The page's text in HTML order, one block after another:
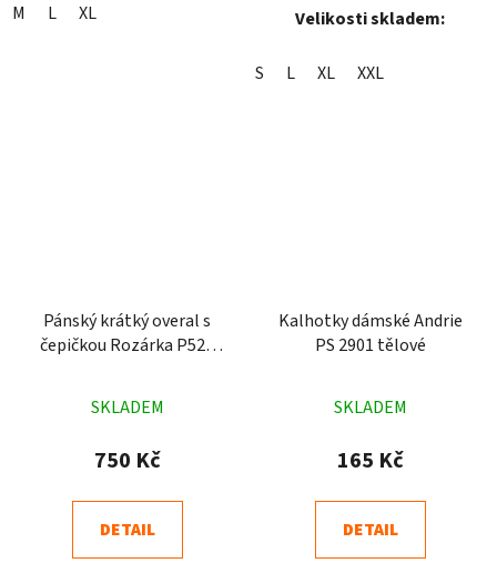
M L XL Velikosti skladem:
S L XL XXL
Pánský krátký overal s
čepičkou Rozárka P521
hodnocení
produktu
4,9
z
SKLADEM
750 Kč
DETAIL
Kalhotky dámské Andrie
PS 2901 tělové
hodnocení
produktu
5,0
z
SKLADEM
165 Kč
DETAIL